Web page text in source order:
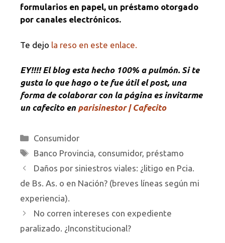
formularios en papel, un préstamo otorgado
por canales electrónicos.
Te dejo la reso en este enlace.
EY!!!! El blog esta hecho 100% a pulmón. Si te
gusta lo que hago o te fue útil el post, una
forma de colaborar con la página es invitarme
un cafecito en parisinestor | Cafecito
Categorías
Consumidor
Etiquetas
Banco Provincia, consumidor, préstamo
Daños por siniestros viales: ¿litigo en Pcia.
de Bs. As. o en Nación? (breves líneas según mi
experiencia).
No corren intereses con expediente
paralizado. ¿Inconstitucional?